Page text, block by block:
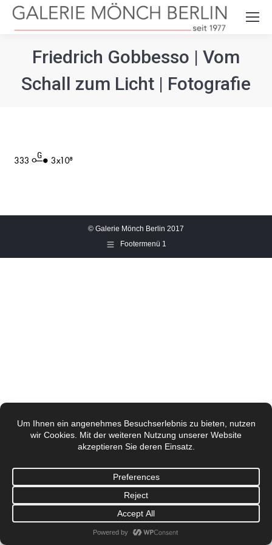
Search:
Friedrich Gobbesso | Vom
Schall zum Licht | Fotografie
© Galerie Mönch Berlin 2017
Footermenü 1